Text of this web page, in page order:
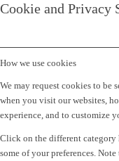
Cookie and Privacy
How we use cookies
We may request cookies to be
when you visit our websites,
experience, and to customize
Click on the different category
some of your preferences.